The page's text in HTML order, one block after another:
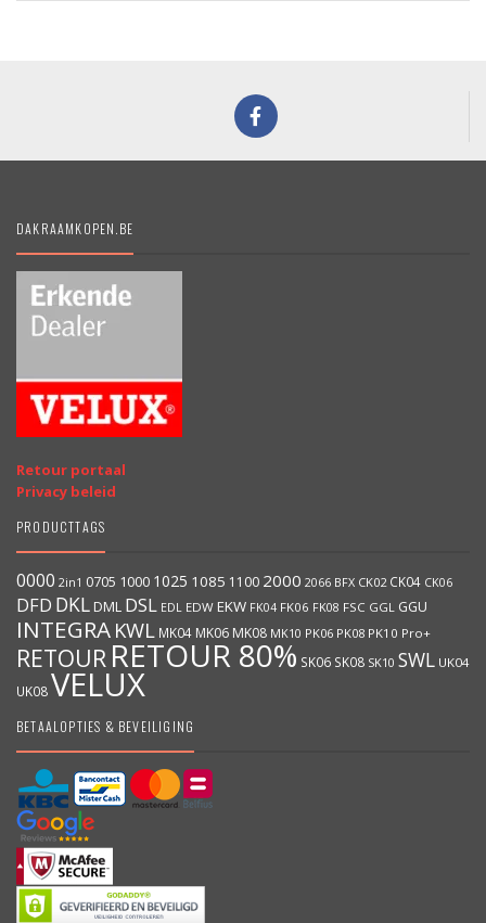
DAKRAAMKOPEN.BE
Retour portaal
Privacy beleid
PRODUCTTAGS
0000 2in1 0705 1000 1025 1085 1100 2000 2066 BFX CK02 CK04 CK06
DFD DKL DML DSL EDL EDW EKW FK04 FK06 FK08 FSC GGL GGU
INTEGRA KWL MK04 MK06 MK08 MK10 PK06 PK08 PK10 Pro+
RETOUR RETOUR 80% SK06 SK08 SK10 SWL UK04
UK08VELUX
BETAALOPTIES & BEVEILIGING